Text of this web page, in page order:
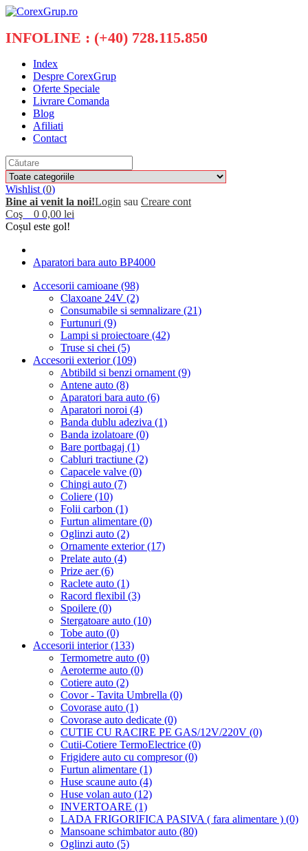
INFOLINE : (+40) 728.115.850
Index
Despre CorexGrup
Oferte Speciale
Livrare Comanda
Blog
Afiliati
Contact
Wishlist (0)
Bine ai venit la noi!Login sau Creare cont
Coş
0 0,00 lei
Coșul este gol!
Aparatori bara auto BP4000
Accesorii camioane (98)
Claxoane 24V (2)
Consumabile si semnalizare (21)
Furtunuri (9)
Lampi si proiectoare (42)
Truse si chei (5)
Accesorii exterior (109)
Abtibild si benzi ornament (9)
Antene auto (8)
Aparatori bara auto (6)
Aparatori noroi (4)
Banda dublu adeziva (1)
Banda izolatoare (0)
Bare portbagaj (1)
Cabluri tractiune (2)
Capacele valve (0)
Chingi auto (7)
Coliere (10)
Folii carbon (1)
Furtun alimentare (0)
Oglinzi auto (2)
Ornamente exterior (17)
Prelate auto (4)
Prize aer (6)
Raclete auto (1)
Racord flexibil (3)
Spoilere (0)
Stergatoare auto (10)
Tobe auto (0)
Accesorii interior (133)
Termometre auto (0)
Aeroterme auto (0)
Cotiere auto (2)
Covor - Tavita Umbrella (0)
Covorase auto (1)
Covorase auto dedicate (0)
CUTIE CU RACIRE PE GAS/12V/220V (0)
Cutii-Cotiere TermoElectrice (0)
Frigidere auto cu compresor (0)
Furtun alimentare (1)
Huse scaune auto (4)
Huse volan auto (12)
INVERTOARE (1)
LADA FRIGORIFICA PASIVA ( fara alimentare ) (0)
Mansoane schimbator auto (80)
Oglinzi auto (5)